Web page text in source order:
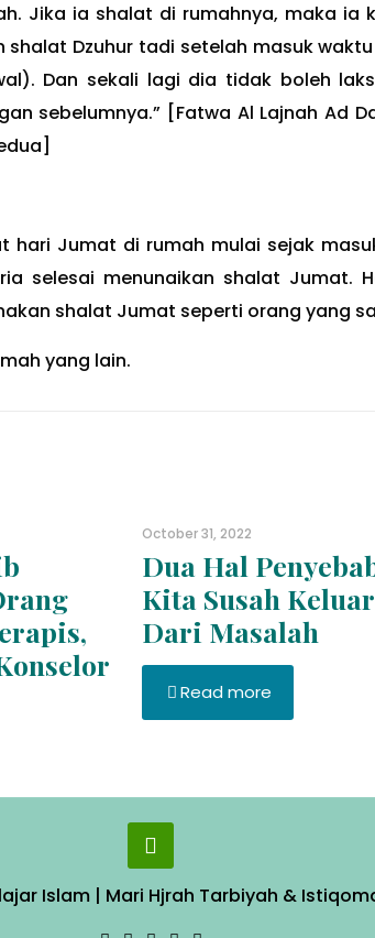
Jika ia shalat di rumahnya, maka ia
Dzuhur tadi setelah masuk waktu
Dan sekali lagi dia tidak boleh
sebelumnya.” [Fatwa Al Lajnah Ad
hari Jumat di rumah mulai sejak
selesai menunaikan shalat Jumat.
shalat Jumat seperti orang yang
yang lain.
October 31, 2022
Dua Hal
Kita Susah Keluar
Dari Masalah
Read more
Islam | Mari Hjrah Tarbiyah &